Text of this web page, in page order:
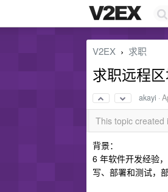
V2EX › 求职
求职远程
akayi ·
This topic created
背景：
6 年软件开发经验
写、部署和测试，